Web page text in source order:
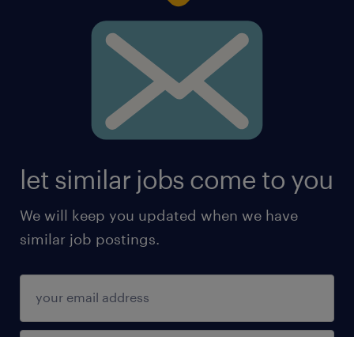
let similar jobs come to you
We will keep you updated when we have
similar job postings.